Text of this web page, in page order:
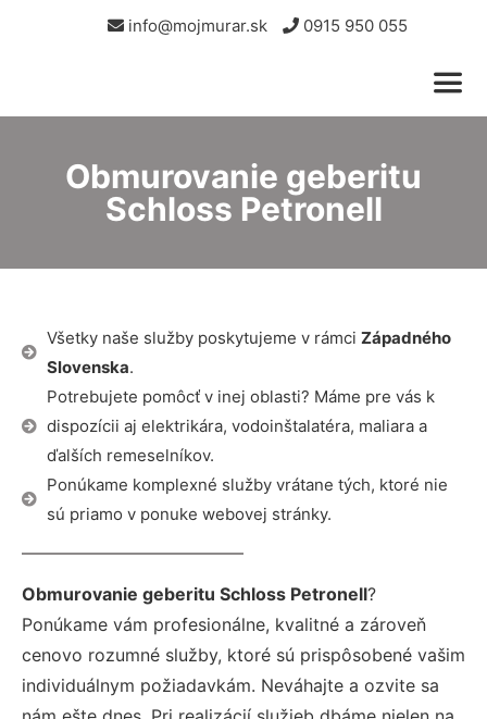
info@mojmurar.sk 0915 950 055
Obmurovanie geberitu
Schloss Petronell
Všetky naše služby poskytujeme v rámci Západného
Slovenska.
Potrebujete pomôcť v inej oblasti? Máme pre vás k
dispozícii aj elektrikára, vodoinštalatéra, maliara a
ďalších remeselníkov.
Ponúkame komplexné služby vrátane tých, ktoré nie
sú priamo v ponuke webovej stránky.
Obmurovanie geberitu Schloss Petronell?
Ponúkame vám profesionálne, kvalitné a zároveň
cenovo rozumné služby, ktoré sú prispôsobené vašim
individuálnym požiadavkám. Neváhajte a ozvite sa